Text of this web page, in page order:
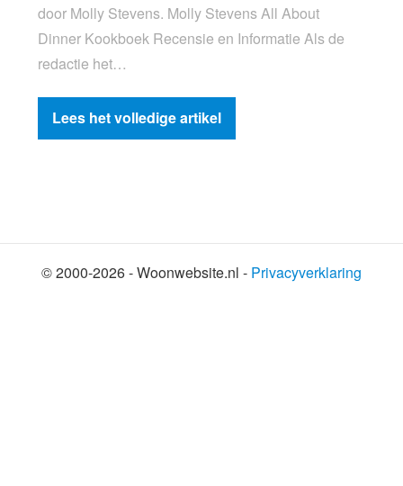
door Molly Stevens. Molly Stevens All About
Dinner Kookboek Recensie en Informatie Als de
redactie het…
Lees het volledige artikel
© 2000-2026 - Woonwebsite.nl - Privacyverklaring